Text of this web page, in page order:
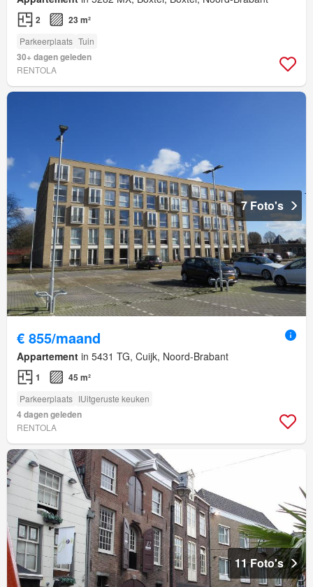
2 23 m²
Parkeerplaats Tuin
30+ dagen geleden
RENTOLA
7 Foto's
€ 855/maand
Appartement in 5431 TG, Cuijk, Noord-Brabant
1 45 m²
Parkeerplaats IUitgeruste keuken
4 dagen geleden
RENTOLA
11 Foto's